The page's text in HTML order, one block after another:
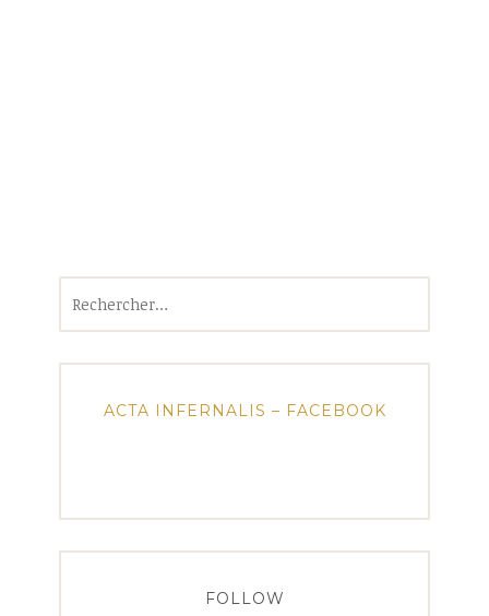
ACTA INFERNALIS – FACEBOOK
FOLLOW